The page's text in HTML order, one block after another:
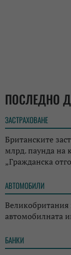
ПОСЛЕДНО
ЗАСТРАХОВАНЕ
Британските
млрд. паунда на
„Гражданска
АВТОМОБИЛИ
Великобритания
автомобилната
БАНКИ